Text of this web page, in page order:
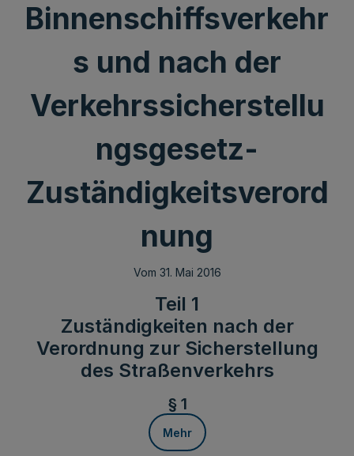
Binnenschiffsverkehr
s und nach der
Verkehrssicherstellu
ngsgesetz-
Zuständigkeitsverord
nung
Vom 31. Mai 2016
Teil 1
Zuständigkeiten nach der
Verordnung zur Sicherstellung
des Straßenverkehrs
§ 1
Mehr